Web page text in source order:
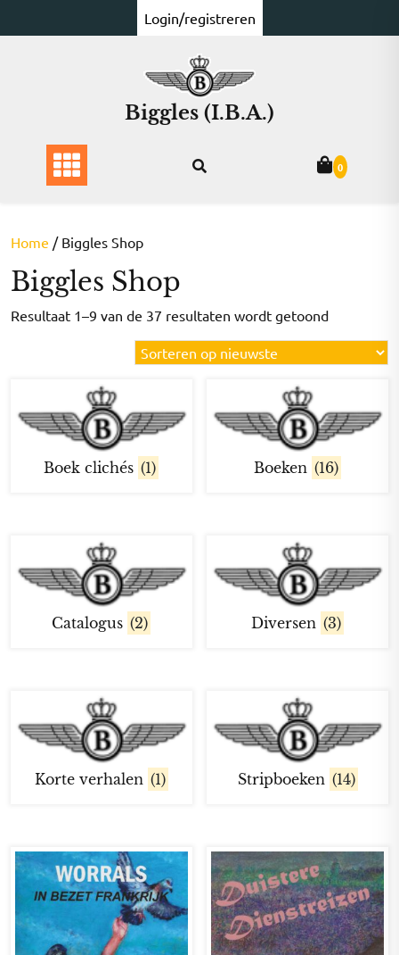
naar
Login/registreren
Biggles (I.B.A.)
0
Home / Biggles Shop
Biggles Shop
Resultaat 1–9 van de 37 resultaten wordt getoondGesorteerd
op
nieuwste
Boek clichés (1) Boeken (16)
Catalogus (2) Diversen (3)
Korte verhalen (1) Stripboeken (14)